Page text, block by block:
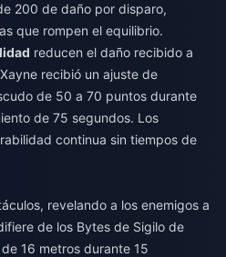
200 de daño por disparo,
que rompen el equilibrio.
reducen el daño recibido a
recibió un ajuste de
de 50 a 70 puntos durante
de 75 segundos. Los
continua sin tiempos de
revelando a los enemigos a
de los Bytes de Sigilo de
16 metros durante 15